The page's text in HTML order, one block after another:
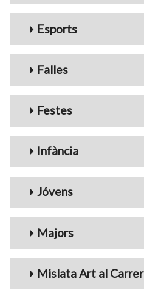
Esports
Falles
Festes
Infància
Jóvens
Majors
Mislata Art al Carrer